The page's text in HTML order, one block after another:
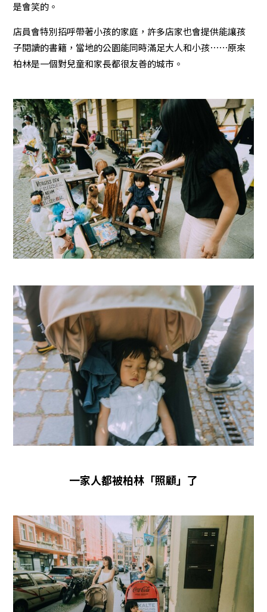
是會笑的。
店員會特別招呼帶著小孩的家庭，許多店家也會提供能讓孩
子閱讀的書籍，當地的公園能同時滿足大人和小孩⋯⋯原來
柏林是一個對兒童和家長都很友善的城市。
一家人都被柏林「照顧」了